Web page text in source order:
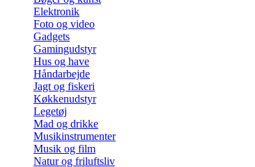
Elektronik
Foto og video
Gadgets
Gamingudstyr
Hus og have
Håndarbejde
Jagt og fiskeri
Køkkenudstyr
Legetøj
Mad og drikke
Musikinstrumenter
Musik og film
Natur og friluftsliv